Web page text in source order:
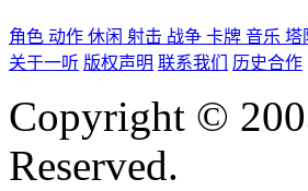
角色 动作 休闲 射击 战争 卡牌 音乐 塔
关于一听 版权声明 联系我们 历史合作
Copyright ©
Reserved.